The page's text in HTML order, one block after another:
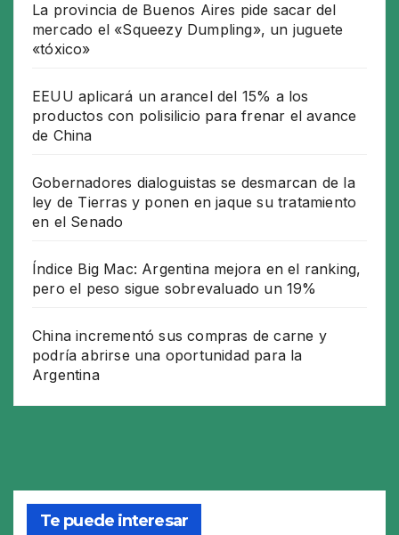
La provincia de Buenos Aires pide sacar del
mercado el «Squeezy Dumpling», un juguete
«tóxico»
EEUU aplicará un arancel del 15% a los
productos con polisilicio para frenar el avance
de China
Gobernadores dialoguistas se desmarcan de la
ley de Tierras y ponen en jaque su tratamiento
en el Senado
Índice Big Mac: Argentina mejora en el ranking,
pero el peso sigue sobrevaluado un 19%
China incrementó sus compras de carne y
podría abrirse una oportunidad para la
Argentina
Te puede interesar